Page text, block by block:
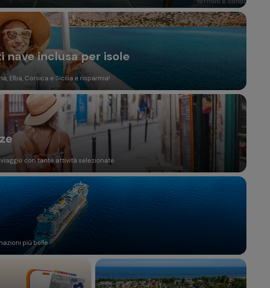
nave inclusa per isole
Elba, Corsica e Sicilia e risparmia!
con tante attività selezionate
più belle